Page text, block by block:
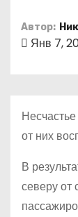
Автор:
Янв 7,
от них
В
северу от